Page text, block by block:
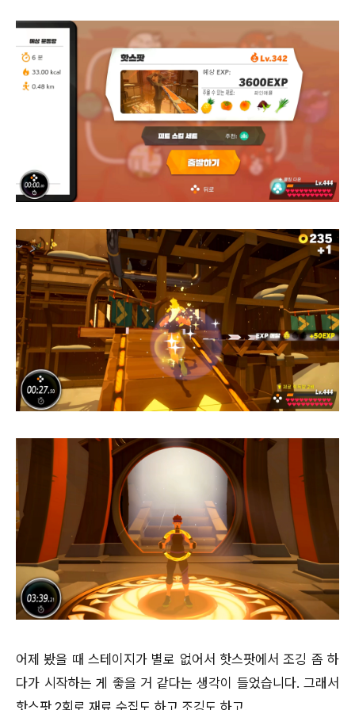
어제 봤을 때 스테이지가 별로 없어서 핫스팟에서 조깅 좀 하
다가 시작하는 게 좋을 거 같다는 생각이 들었습니다. 그래서
핫스팟 2회로 재료 수집도 하고 조깅도 하고.